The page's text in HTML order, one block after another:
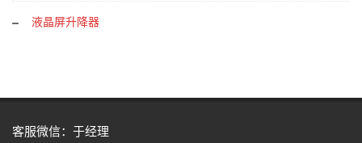
液晶屏升降器
客服微信：于经理